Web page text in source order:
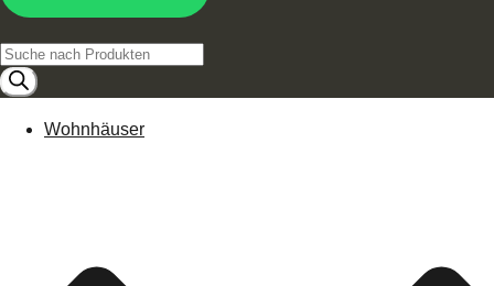
Products
search
Wohnhäuser